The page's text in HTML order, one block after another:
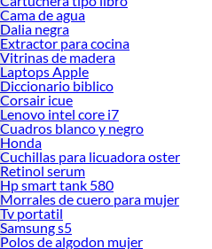
Cama de agua
Dalia negra
Extractor para cocina
Vitrinas de madera
Laptops Apple
Diccionario biblico
Corsair icue
Lenovo intel core i7
Cuadros blanco y negro
Honda
Cuchillas para licuadora oster
Retinol serum
Hp smart tank 580
Morrales de cuero para mujer
Tv portatil
Samsung s5
Polos de algodon mujer